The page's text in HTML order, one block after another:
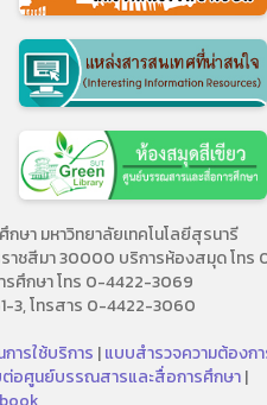
า มหาวิทยาลัยเทคโนโลยีสุรนารี
ราชสีมา 30000 บริการห้องสมุด โทร
ศึกษา โทร 0-4422-3069
3, โทรสาร 0-4422-3060
ารใช้บริการ |แบบสำรวจความต้องก
ต่อศูนย์บรรณสารและสื่อการศึกษา|